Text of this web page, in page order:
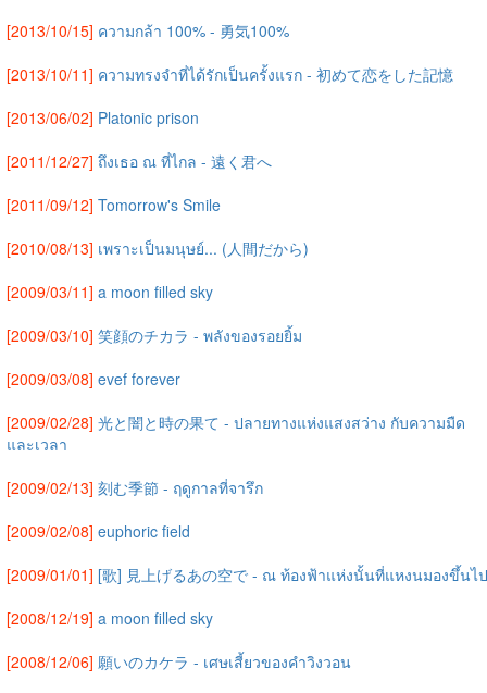
[2013/10/15] ความกล้า 100% - 勇気100%
[2013/10/11] ความทรงจำที่ได้รักเป็นครั้งแรก - 初めて恋をした記憶
[2013/06/02] Platonic prison
[2011/12/27] ถึงเธอ ณ ที่ไกล - 遠く君へ
[2011/09/12] Tomorrow's Smile
[2010/08/13] เพราะเป็นมนุษย์... (人間だから)
[2009/03/11] a moon filled sky
[2009/03/10] 笑顔のチカラ - พลังของรอยยิ้ม
[2009/03/08] evef forever
[2009/02/28] 光と闇と時の果て - ปลายทางแห่งแสงสว่าง กับความมืด
และเวลา
[2009/02/13] 刻む季節 - ฤดูกาลที่จารึก
[2009/02/08] euphoric field
[2009/01/01] [歌] 見上げるあの空で - ณ ท้องฟ้าแห่งนั้นที่แหงนมองขึ้นไป
[2008/12/19] a moon filled sky
[2008/12/06] 願いのカケラ - เศษเสี้ยวของคำวิงวอน